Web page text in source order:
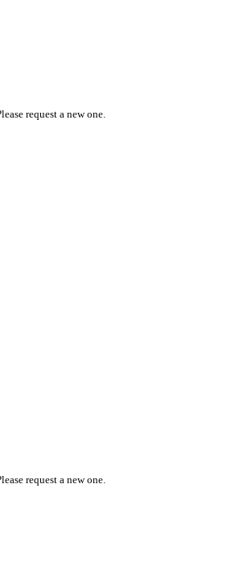
request a new one.
request a new one.